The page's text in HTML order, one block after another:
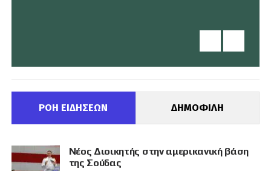
ΡΟΗ ΕΙΔΗΣΕΩΝ ΔΗΜΟΦΙΛΗ
Νέος Διοικητής στην αμερικανική βάση
της Σούδας